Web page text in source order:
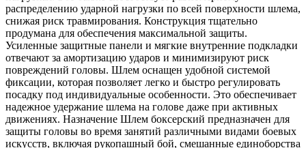
распределению ударной нагрузки по всей поверхности шлема,
снижая риск травмирования. Конструкция тщательно
продумана для обеспечения максимальной защиты.
Усиленные защитные панели и мягкие внутренние подкладки
отвечают за амортизацию ударов и минимизируют риск
повреждений головы. Шлем оснащен удобной системой
фиксации, которая позволяет легко и быстро регулировать
посадку под индивидуальные особенности. Это обеспечивает
надежное удержание шлема на голове даже при активных
движениях. Назначение Шлем боксерский предназначен для
защиты головы во время занятий различными видами боевых
искусств, включая рукопашный бой, смешанные единоборства